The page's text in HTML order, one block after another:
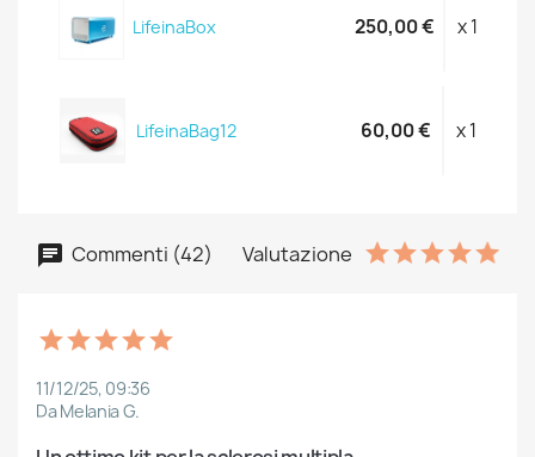
LifeinaBox 250,00 € x 1
LifeinaBag12 60,00 € x 1
Commenti (42) Valutazione
11/12/25, 09:36
Da Melania G.